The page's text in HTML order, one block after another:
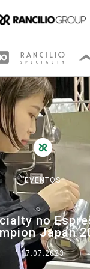
EVENTOS
no
Japan
17.07.2023
Notícias